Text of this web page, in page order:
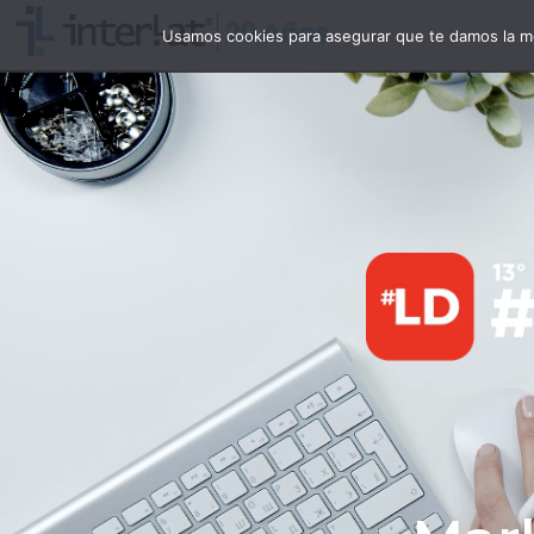
Usamos cookies para asegurar que te damos la